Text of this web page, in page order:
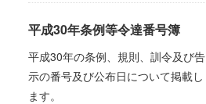
平成30年条例等令達番号簿
平成30年の条例、規則、訓令及び告
示の番号及び公布日について掲載し
ます。